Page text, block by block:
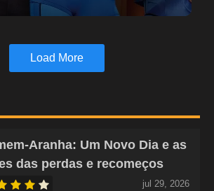
Load More
Aranha: Um Novo Dia e as
das perdas e recomeços
jul 29, 2026